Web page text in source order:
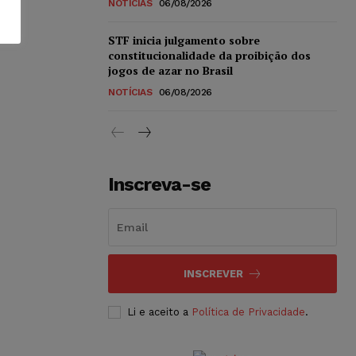
NOTÍCIAS 06/08/2026
STF inicia julgamento sobre
constitucionalidade da proibição dos
jogos de azar no Brasil
NOTÍCIAS 06/08/2026
Inscreva-se
INSCREVER
Li e aceito a Política de Privacidade.